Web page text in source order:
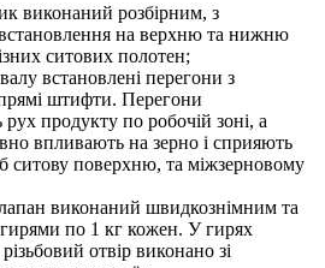
виконаний розбірним, з
на верхню та нижню
ситових полотен;
встановлені перегони з
штифти. Перегони
рух продукту по робочій зоні, а
впливають на зерно і сприяють
ситову поверхню, та міжзерновому
виконаний швидкознімним та
по 1 кг кожен. У гирях
отвір виконано зі